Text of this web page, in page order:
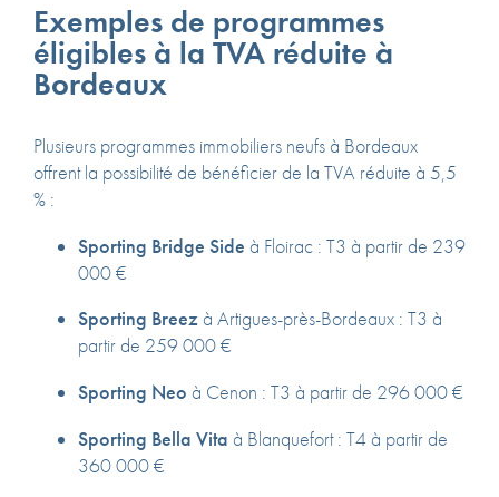
Exemples de programmes
éligibles à la TVA réduite à
Bordeaux
Plusieurs programmes immobiliers neufs à Bordeaux
offrent la possibilité de bénéficier de la TVA réduite à 5,5
% :
Sporting Bridge Side à Floirac : T3 à partir de 239
000 €
Sporting Breezà Artigues-près-Bordeaux : T3 à
partir de 259 000 €
Sporting Neo à Cenon : T3 à partir de 296 000 €
Sporting Bella Vita à Blanquefort : T4 à partir de
360 000 €